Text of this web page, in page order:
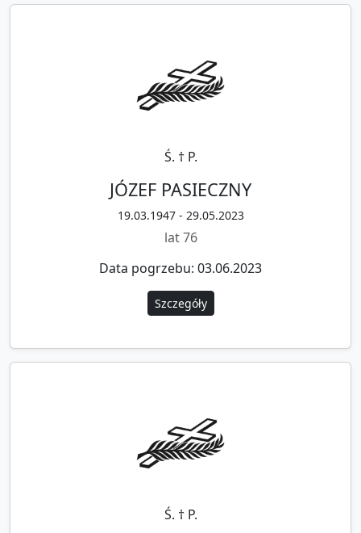
Ś. † P.
JÓZEF PASIECZNY
19.03.1947 - 29.05.2023
lat 76
Data pogrzebu: 03.06.2023
Szczegóły
Ś. † P.